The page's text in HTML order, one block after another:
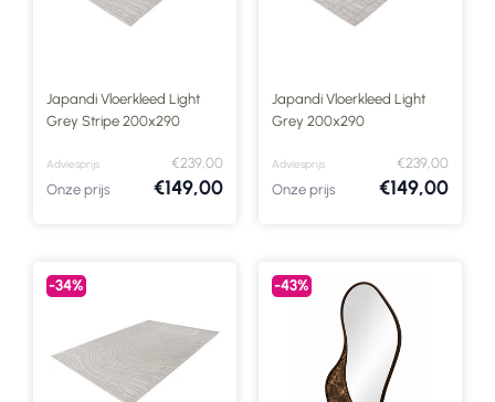
Japandi Vloerkleed Light
Grey Stripe 200x290
Adviesprijs
€239,00
Onze prijs
€149,00
Japandi Vloerkleed Light
Grey 200x290
Adviesprijs
€239,00
Onze prijs
€149,00
-34% -43%